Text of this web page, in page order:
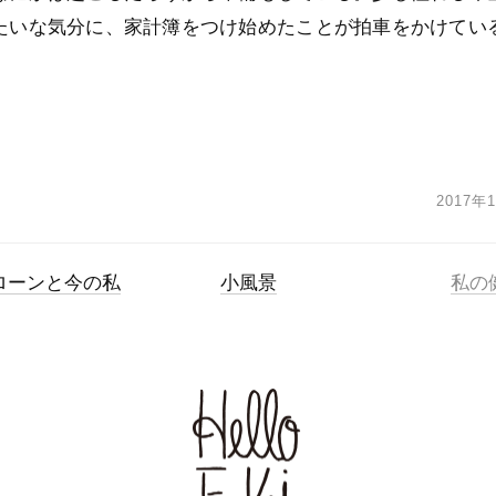
いな気分に、家計簿をつけ始めたことが拍車をかけてい
2017年
ーンと今の私 小風景 私の